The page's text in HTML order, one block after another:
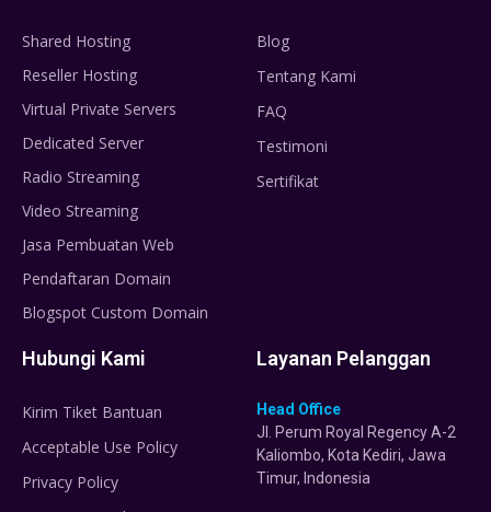
Shared Hosting
Reseller Hosting
Virtual Private Servers
Dedicated Server
Radio Streaming
Video Streaming
Jasa Pembuatan Web
Pendaftaran Domain
Blogspot Custom Domain
Blog
Tentang Kami
FAQ
Testimoni
Sertifikat
Hubungi Kami
Kirim Tiket Bantuan
Acceptable Use Policy
Privacy Policy
Layanan Pelanggan
Head Office
Jl. Perum Royal Regency A-2
Kaliombo, Kota Kediri, Jawa
Timur, Indonesia